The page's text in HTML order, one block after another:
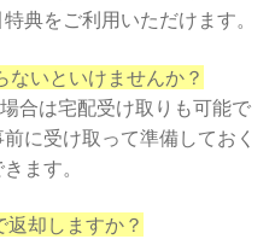
典をご利用いただけます。
ないといけませんか？
合は宅配受け取りも可能で
に受け取って準備しておく
ます。
返却しますか？